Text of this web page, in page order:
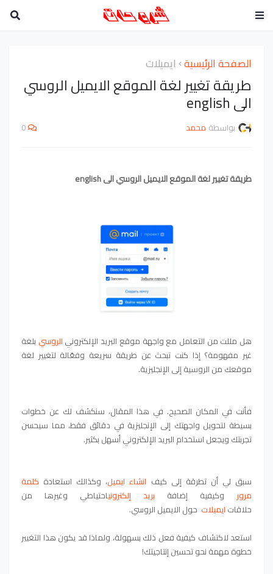
الصفحة الرئيسية ايميلات
طريقة تغيير لغة الموقع الايميل الروسي
الى english
بواسطة محمد 0
طريقة تغيير لغة الموقع الايميل الروسي الى english
هل مللت من التعامل مع واجهة موقع البريد الإلكتروني الروسي بلغة
غير مفهومة؟ إذا كنت تبحث عن طريقة سريعة وفعّالة لتغيير لغة
موقعك من الروسية إلى الإنجليزية.
فأنت في المكان الصحيح. في هذا المقال، سنكشف لك عن خطوات
بسيطة لتحويل واجهتك إلى الإنجليزية في دقائق فقط، مما سيحسن
تجربتك ويجعل استخدام البريد الإلكتروني أسهل بكثير.
سبق لي أن تطرقة إلى كيف انشاء ايميل، وكذالك استعادة كلمة
مرور وكيفية إضافة بريد إلكترونياحتياطي وغيرها من
حلاقات ايميلات حول الايميل الروسي.
استعد لاكتشاف كيفية فعل ذلك بسهولة، ولماذا قد يكون هذا التغيير
خطوة مهمة نحو تحسين إنتاجيتك!